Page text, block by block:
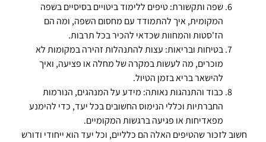
שפה ותקשורת: טיפים ללימוד ביטויים בסיסיים בשפה
המקומית, איך להתמודד עם מחסום השפה, ומה הם
הז'סטות והמחוות שכדאי להכיר בכל תרבות.
בטיחות ובריאות: עצות להתנהלות זהירה במקומות לא
מוכרים, מה לעשות במקרה של מחלה או פציעה, ואיך
להישאר בריא בזמן הטיול.
כבוד והתנהגות נאותה: מידע על המנהגים, הנורמות
החברתיות וכללי הנימוס החשובים בכל יעד, כדי להימנע
מפאדיחות או פגיעה ברגשות המקומיים.
חשוב לזכור שהטיפים האלה הם כלליים, וכל יעד הוא ייחודי ודורש